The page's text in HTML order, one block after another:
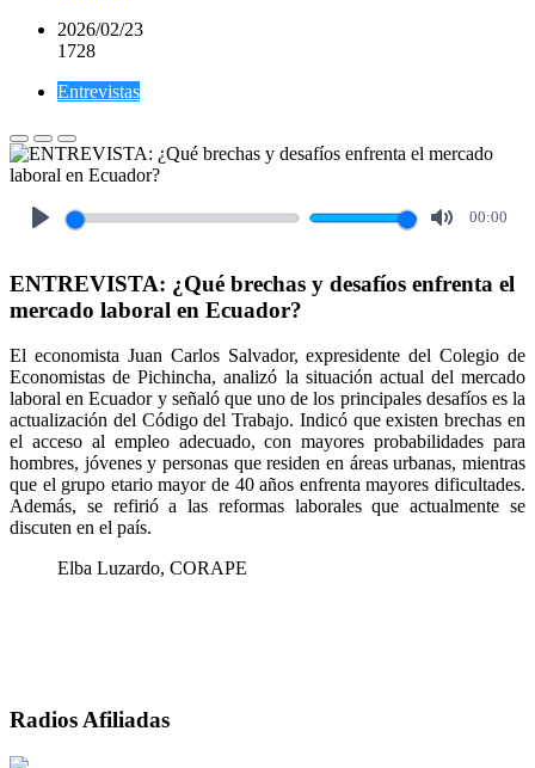
2026/02/23
1728
Entrevistas
00:00
ENTREVISTA: ¿Qué brechas y desafíos enfrenta el
mercado laboral en Ecuador?
El economista Juan Carlos Salvador, expresidente del Colegio de
Economistas de Pichincha, analizó la situación actual del mercado
laboral en Ecuador y señaló que uno de los principales desafíos es la
actualización del Código del Trabajo. Indicó que existen brechas en
el acceso al empleo adecuado, con mayores probabilidades para
hombres, jóvenes y personas que residen en áreas urbanas, mientras
que el grupo etario mayor de 40 años enfrenta mayores dificultades.
Además, se refirió a las reformas laborales que actualmente se
discuten en el país.
Elba Luzardo, CORAPE
Radios Afiliadas